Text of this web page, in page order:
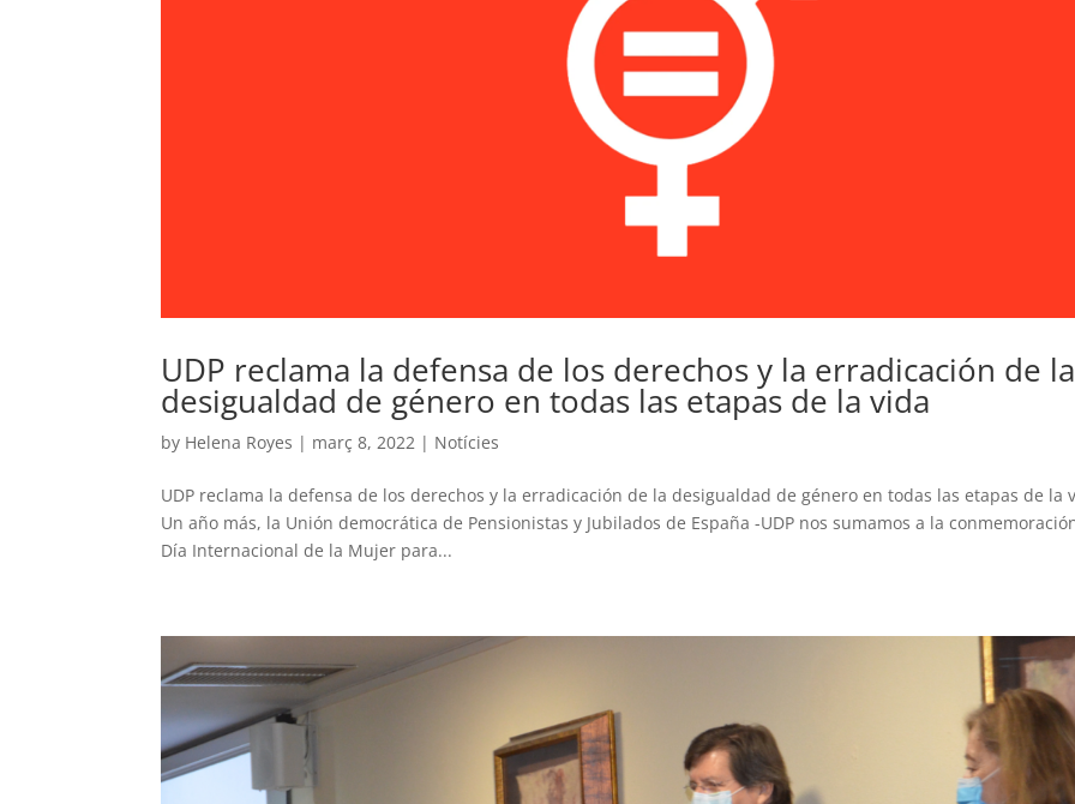
UDP reclama la defensa de los derechos y la erradicación de la
desigualdad de género en todas las etapas de la vida
by Helena Royes | març 8, 2022 | Notícies
UDP reclama la defensa de los derechos y la erradicación de la desigualdad de género en todas las etapas de la
Un año más, la Unión democrática de Pensionistas y Jubilados de España -UDP nos sumamos a la
Día Internacional de la Mujer para...